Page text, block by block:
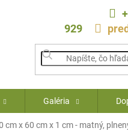
929
Galéria
cm x 60 cm x 1 cm - matný,